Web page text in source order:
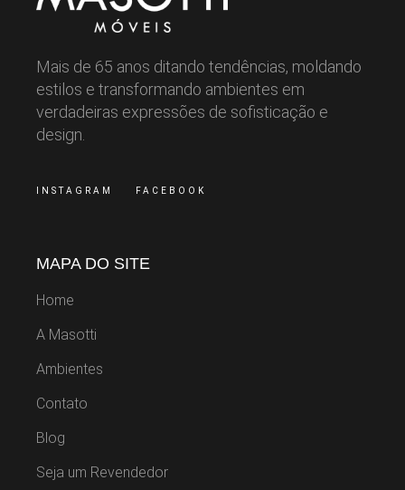
Mais de 65 anos ditando tendências, moldando
estilos e transformando ambientes em
verdadeiras expressões de sofisticação e
design.
INSTAGRAM FACEBOOK
MAPA DO SITE
Home
A Masotti
Ambientes
Contato
Blog
Seja um Revendedor